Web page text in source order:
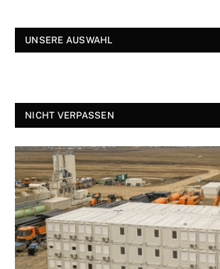
UNSERE AUSWAHL
NICHT VERPASSEN